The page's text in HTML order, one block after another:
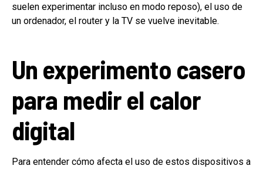
suelen experimentar incluso en modo reposo), el uso de
un ordenador, el router y la TV se vuelve inevitable.
Un experimento casero
para medir el calor
digital
Para entender cómo afecta el uso de estos dispositivos a